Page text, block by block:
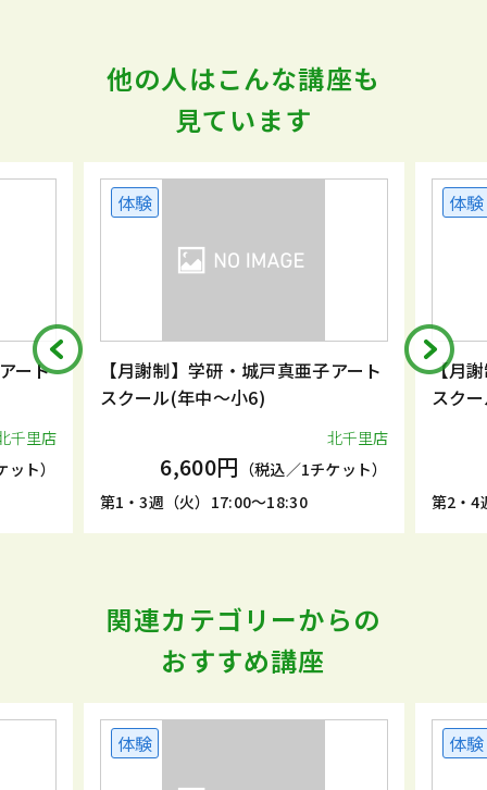
他の人はこんな講座も
見ています
ート
千里店
ト）
体験
【月謝制】学研・城戸真亜子アート
スクール(年中～小6)
北千里店
6,600円 （税込／1チケット）
第1・3週（火）17:00～18:30
体験
【月
スク
第2・4
関連カテゴリーからの
おすすめ講座
体験 体験